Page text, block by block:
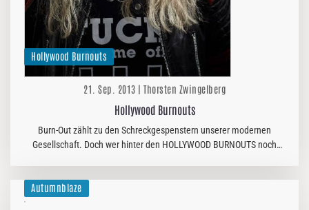
Hollywood Burnouts
21. Sep. 2013 | Thorsten Zwingelberg
Hollywood Burnouts
Burn-Out zählt zu den Schreckgespenstern unserer modernen
Gesellschaft. Doch wer hinter den HOLLYWOOD BURNOUTS noch
Autumnblaze